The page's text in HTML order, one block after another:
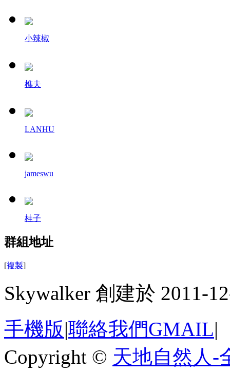
小辣椒
樵夫
LANHU
jameswu
桂子
群組地址
[複製]
Skywalker 創建於 2011-
手機版|聯絡我們GMAIL|
Copyright © 天地自然人-